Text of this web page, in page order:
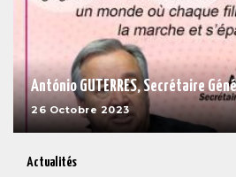
António GUTERRES, Secrétaire
26 Octobre 2023
Actualités